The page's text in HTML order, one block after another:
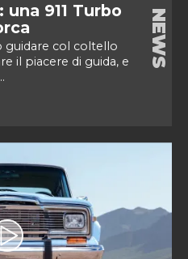
911 Turbo
guidare col coltello
il piacere di guida, e
NEWS